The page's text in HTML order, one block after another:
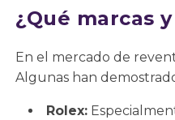
¿Qué marcas
En el mercado de
Algunas han
Rolex: